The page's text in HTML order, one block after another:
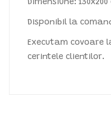
Dimensiune: 130x200
Disponibil la
Executam covoare
cerintele clientilor.